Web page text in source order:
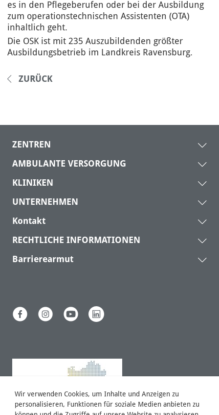
es in den Pflegeberufen oder bei der Ausbildung
zum operationstechnischen Assistenten (OTA)
inhaltlich geht.
Die OSK ist mit 235 Auszubildenden größter
Ausbildungsbetrieb im Landkreis Ravensburg.
ZURÜCK
ZENTREN
AMBULANTE VERSORGUNG
KLINIKEN
UNTERNEHMEN
Kontakt
RECHTLICHE INFORMATIONEN
Barrierearmut
Wir verwenden Cookies, um Inhalte und Anzeigen zu
personalisieren, Funktionen für soziale Medien anbieten zu